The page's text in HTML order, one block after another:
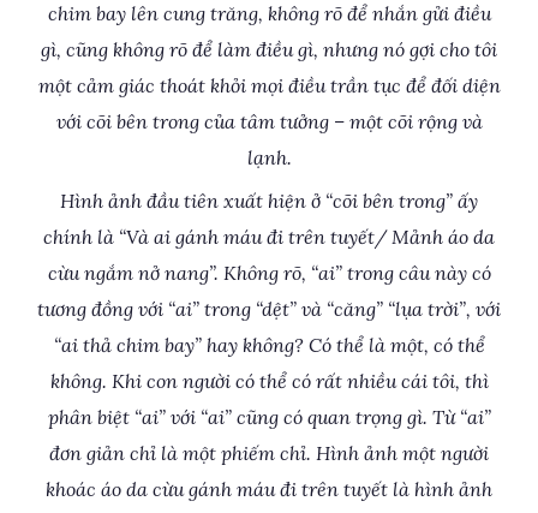
chim bay lên cung trăng, không rõ để nhắn gửi điều
gì, cũng không rõ để làm điều gì, nhưng nó gợi cho tôi
một cảm giác thoát khỏi mọi điều trần tục để đối diện
với cõi bên trong của tâm tưởng – một cõi rộng và
lạnh.
Hình ảnh đầu tiên xuất hiện ở “cõi bên trong” ấy
chính là “Và ai gánh máu đi trên tuyết/ Mảnh áo da
cừu ngắm nở nang”. Không rõ, “ai” trong câu này có
tương đồng với “ai” trong “dệt” và “căng” “lụa trời”, với
“ai thả chim bay” hay không? Có thể là một, có thể
không. Khi con người có thể có rất nhiều cái tôi, thì
phân biệt “ai” với “ai” cũng có quan trọng gì. Từ “ai”
đơn giản chỉ là một phiếm chỉ. Hình ảnh một người
khoác áo da cừu gánh máu đi trên tuyết là hình ảnh